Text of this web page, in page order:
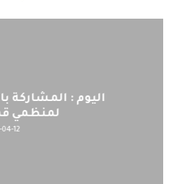
اليوم : المشاركة
لمنظمي قمة
2022-04-12